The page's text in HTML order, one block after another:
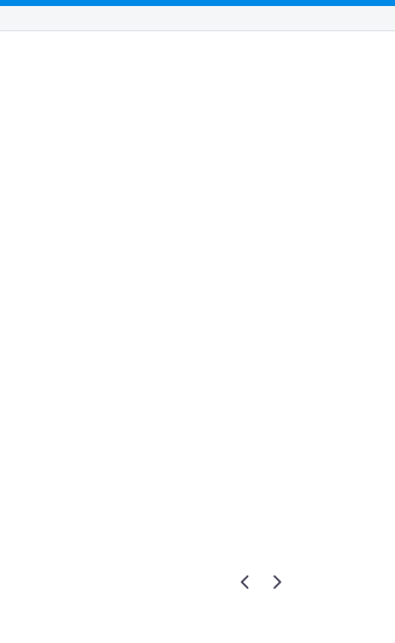
 